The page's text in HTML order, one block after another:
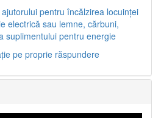
pentru încălzirea locuinței
electrică sau lemne, cărbuni,
suplimentului pentru energie
pe proprie răspundere